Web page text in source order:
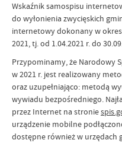
Wskaźnik samospisu
do wyłonienia zwycięskich
internetowy dokonany w
2021, tj. od 1.04.2021 r. do
Przypominamy, że Narodowy
w 2021 r. jest realizowany
oraz uzupełniająco: metodą
wywiadu bezpośredniego.
przez Internet na stronie
urządzenie mobilne
dostępne również w urzędach